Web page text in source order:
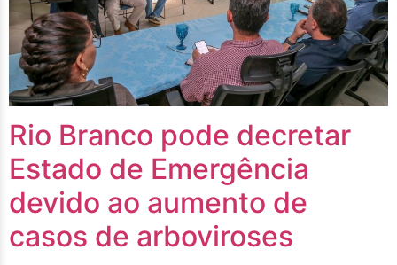
Rio Branco pode decretar
Estado de Emergência
devido ao aumento de
casos de arboviroses